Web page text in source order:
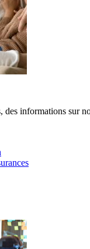
des informations sur